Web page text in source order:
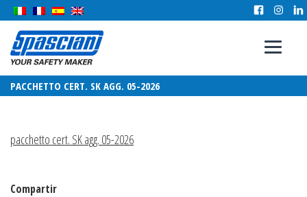
PACCHETTO CERT. SK AGG. 05-2026
pacchetto cert. SK agg. 05-2026
Compartir